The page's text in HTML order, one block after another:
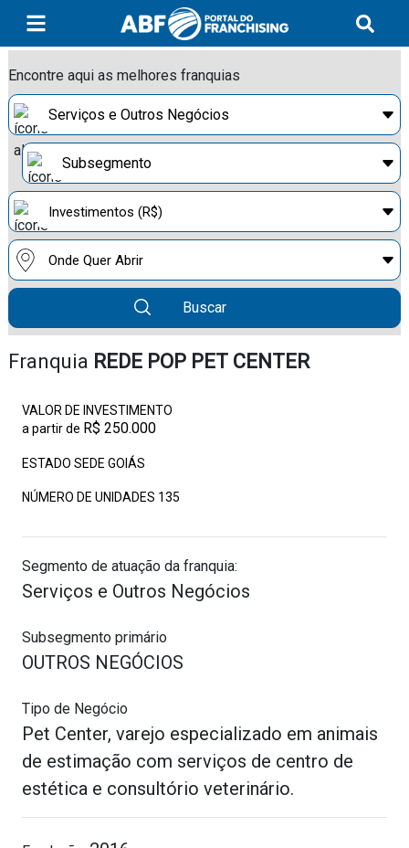
Encontre aqui as melhores franquias
Buscar
Franquia REDE POP PET CENTER
VALOR DE INVESTIMENTO
a partir de R$ 250.000
ESTADO SEDE GOIÁS
NÚMERO DE UNIDADES 135
Segmento de atuação da franquia:
Serviços e Outros Negócios
Subsegmento primário
OUTROS NEGÓCIOS
Tipo de Negócio
Pet Center, varejo especializado em animais
de estimação com serviços de centro de
estética e consultório veterinário.